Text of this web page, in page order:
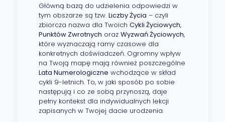
Główną bazą do udzielenia odpowiedzi w
tym obszarze są tzw. Liczby Życia – czyli
zbiorcza nazwa dla Twoich Cykli Życiowych,
Punktów Zwrotnych oraz Wyzwań Życiowych,
które wyznaczają ramy czasowe dla
konkretnych doświadczeń. Ogromny wpływ
na Twoją mapę mają również poszczególne
Lata Numerologiczne wchodzące w skład
cykli 9-letnich. To, w jaki sposób po sobie
następują i co ze sobą przynoszą, daje
pełny kontekst dla indywidualnych lekcji
zapisanych w Twojej dacie urodzenia.